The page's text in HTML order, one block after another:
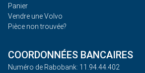
Panier
Vendre une Volvo
Pièce non trouvée?
COORDONNÉES BANCAIRES
Numéro de Rabobank: 11.94.44.402